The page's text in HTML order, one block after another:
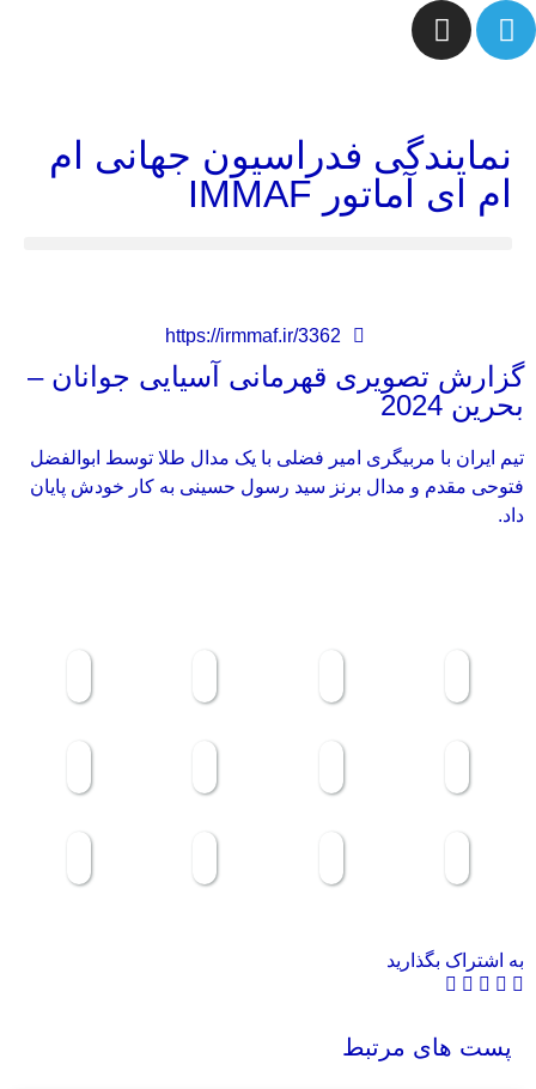
نمایندگی فدراسیون جهانی ام
ام ای آماتور IMMAF
https://irmmaf.ir/3362
گزارش تصویری قهرمانی آسیایی جوانان –
بحرین 2024
تیم ایران با مربیگری امیر فضلی با یک مدال طلا توسط ابوالفضل
فتوحی مقدم و مدال برنز سید رسول حسینی به کار خودش پایان
داد.
به اشتراک بگذارید
پست های مرتبط